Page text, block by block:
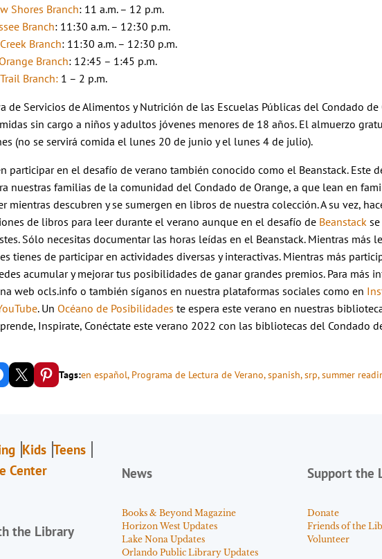
Shores Branch: 11 a.m. – 12 p.m.
Branch: 11:30 a.m. – 12:30 p.m.
Branch: 11:30 a.m. – 12:30 p.m.
Branch: 12:45 – 1:45 p.m.
Branch:1 – 2 p.m.
de Servicios de Alimentos y Nutrición de las Escuelas Públicas del Condado de
sin cargo a niños y adultos jóvenes menores de 18 años. El almuerzo
(no se servirá comida el lunes 20 de junio y el lunes 4 de julio).
participar en el desafío de verano también conocido como el Beanstack. Este
nuestras familias de la comunidad del Condado de Orange, a que lean en
mientras descubren y se sumergen en libros de nuestra colección. A su vez,
de libros para leer durante el verano aunque en el desafío de Beanstackse
Sólo necesitas documentar las horas leídas en el Beanstack. Mientras más
tienes de participar en actividades diversas y interactivas. Mientras más
acumular y mejorar tus posibilidades de ganar grandes premios. Para más
web ocls.info o también síganos en nuestra plataformas sociales como en
. Un Océano de Posibilidades te espera este verano en nuestras
Inspirate, Conéctate este verano 2022 con las bibliotecas del Condado
Email this Page Share on Pinterest Tags:en español, Programa de Lectura de Verano, spanish, srp, summer
Kids Teens
Center
the Library
News
Books & Beyond Magazine
Horizon West Updates
Lake Nona Updates
Orlando Public Library Updates
Support the
Donate
Friends of the
Volunteer